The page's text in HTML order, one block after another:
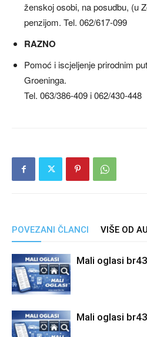
ženskoj osobi, na posudbu, (u
penzijom. Tel. 062/617-099
RAZNO
Pomoć i iscjeljenje prirodnim
Groeninga.
Tel. 063/386-409 i 062/430-448
POVEZANI ČLANCI VIŠE OD
Mali oglasi
Mali oglasi